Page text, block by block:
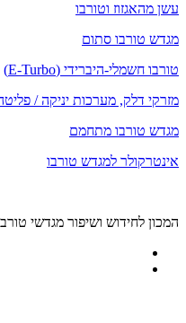
עשן מהאגזוז וטורבו
מגדש טורבו סתום
טורבו חשמלי-היברידי (E-Turbo)
מזרקי דלק, מערכות יניקה /
מגדש טורבו מתחמם
אינטרקולר למגדש טורבו
המכון לחידוש ושיפור מגדשי